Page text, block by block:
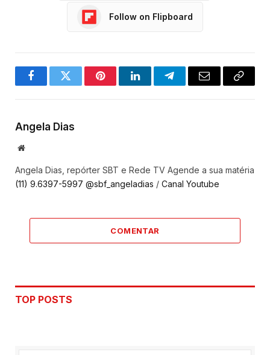
Follow on Flipboard
FacebookTwitter PinterestLinkedInTelegramEmail
Copy
Angela Dias
Website
Angela Dias, repórter SBT e Rede TV Agende a sua matéria
(11) 9.6397-5997 @sbf_angeladias / Canal Youtube
COMENTAR
TOP POSTS